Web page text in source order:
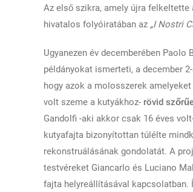
Az első szikra, amely újra
hivatalos folyóiratában az „I Nostri
Ugyanezen év decemberében Paolo
példányokat ismerteti, a december
hogy azok a molosszerek
volt szeme a kutyákhoz- rövid
Gandolfi -aki akkor csak 16 éves
kutyafajta bizonyítottan túlélte
rekonstruálásának gondolatát. A
testvéreket Giancarlo és Luciano
fajta helyreállításával kapcsolatban.